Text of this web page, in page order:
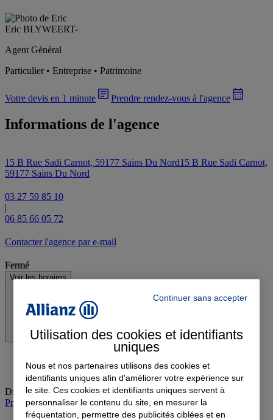
Eric BLYWEERT-
Agent Général
Particulier • Entreprise • Patrimoine
Votre devis en 1 minute Prendre rendez-vous à l'agence
Informations de l'agence
15 B Rue Sadi Carnot, 59177 Sains Du Nord15 B Rue Sadi Carnot,
59177 Sains Du Nord
03 27 59 85 10
|
06 85 66 05 72
Contacter l'agence par e-mail
Fermé
Voir les horaires
Dimanche: Fermé
Prendre rendez-vous à l'agence
Continuer sans accepter
Utilisation des cookies et identifiants
uniques
Nous et nos partenaires utilisons des cookies et
identifiants uniques afin d'améliorer votre expérience sur
le site. Ces cookies et identifiants uniques servent à
personnaliser le contenu du site, en mesurer la
fréquentation, permettre des publicités ciblées et en